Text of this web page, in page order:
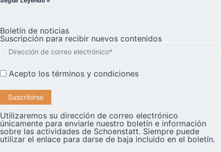
Boletín de noticias
Suscripción para recibir nuevos contenidos
Acepto los términos y condiciones
Utilizaremos su dirección de correo electrónico
únicamente para enviarle nuestro boletín e información
sobre las actividades de Schoenstatt. Siempre puede
utilizar el enlace para darse de baja incluido en el boletín.